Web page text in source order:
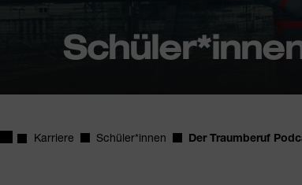
Startseite
Karriere Schüler*innen Der Traumberuf